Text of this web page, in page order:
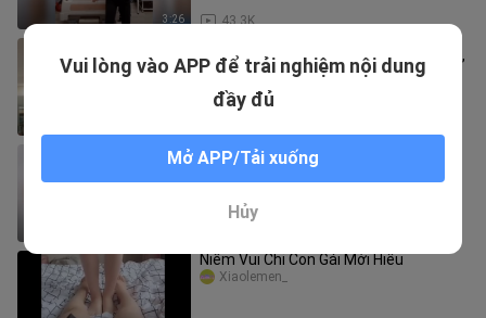
3:26 43.3K
còn ai chưa nhảy bài flower của Trí Tú”
Khoảnh khắc xấu hổ trong đời
Niềm Vui Chỉ Con Gái Mới Hiểu
Xiaolemen_
Vui lòng vào APP để trải nghiệm nội dung
đầy đủ
Mở APP/Tải xuống
Hủy